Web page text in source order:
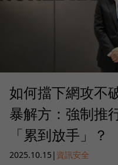
如何擋下網攻不
暴解方：強制推
「累到放手」？
2025.10.15 | 資訊安全